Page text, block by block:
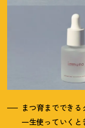
まつ育までできる
一生使っていく